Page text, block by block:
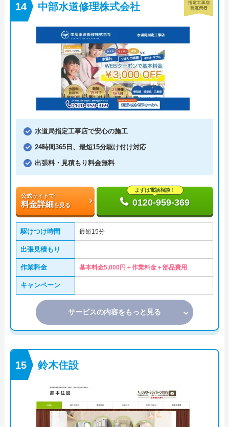
中部水道修理株式会社
水道局指定工事店で安心の施工
24時間365日、最短15分駆け付け対応
出張料・見積もり料金無料
公式サイトで
料金詳細を見る
まずは電話相談！
0120-959-369
駆けつけ時間 最短15分
出張見積もり
作業料金 基本料金5,000円＋作業料金＋部品費用
キャンペーン
サービスの内容をもっと見る
鈴木住設